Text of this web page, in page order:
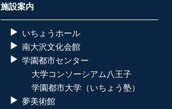
施設案内
いちょうホール
南大沢文化会館
学園都市センター
大学コンソーシアム八王子
学園都市大学（いちょう塾）
夢美術館